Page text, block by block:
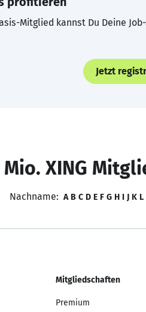
Mitglied kannst Du Deine
Jetzt
Mio. XING
Nachname: A B C D E F G H I J K L
Mitgliedschaften
Premium